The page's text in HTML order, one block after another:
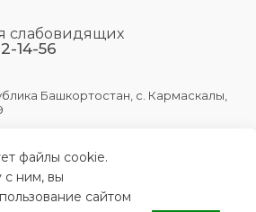
слабовидящих
14-56
Башкортостан, с. Кармаскалы,
файлы cookie.
с ним, вы
сайтом